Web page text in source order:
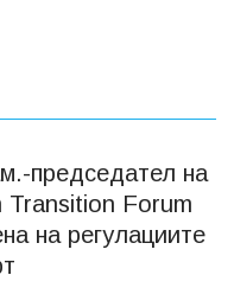
председател на
Forum
на регулациите